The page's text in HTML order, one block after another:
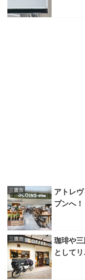
三鷹市
アトレ
プンへ！
三鷹市
珈琲や三
として